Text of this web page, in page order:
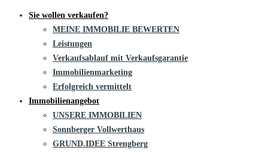
Sie wollen verkaufen?
MEINE IMMOBILIE BEWERTEN
Leistungen
Verkaufsablauf mit Verkaufsgarantie
Immobilienmarketing
Erfolgreich vermittelt
Immobilienangebot
UNSERE IMMOBILIEN
Sonnberger Vollwerthaus
GRUND.IDEE Strengberg